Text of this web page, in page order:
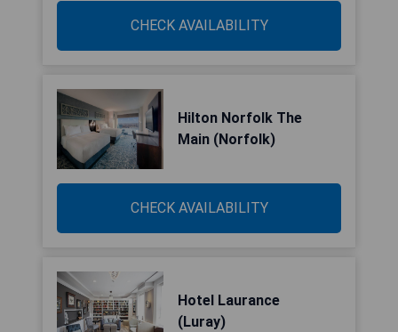
CHECK AVAILABILITY
Hilton Norfolk The
Main (Norfolk)
CHECK AVAILABILITY
Hotel Laurance
(Luray)